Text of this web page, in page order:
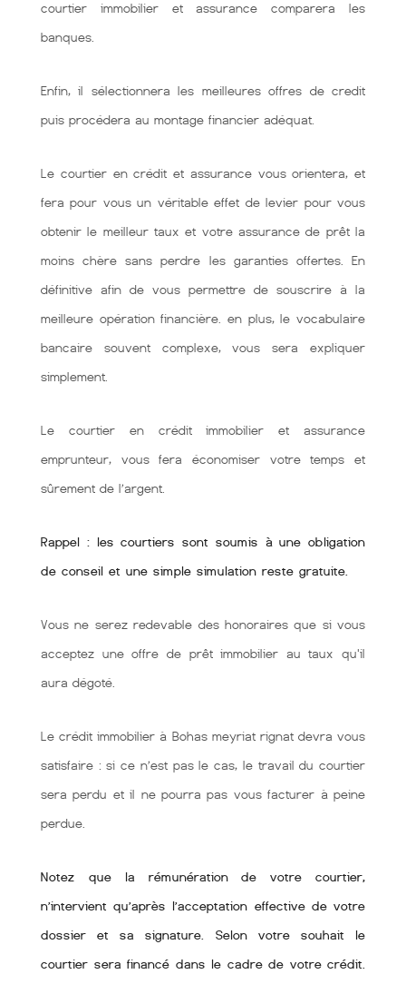
courtier immobilier et assurance comparera les
banques.
Enfin, il sélectionnera les meilleures offres de credit
puis procédera au montage financier adéquat.
Le courtier en crédit et assurance vous orientera, et
fera pour vous un véritable effet de levier pour vous
obtenir le meilleur taux et votre assurance de prêt la
moins chère sans perdre les garanties offertes. En
définitive afin de vous permettre de souscrire à la
meilleure opération financière. en plus, le vocabulaire
bancaire souvent complexe, vous sera expliquer
simplement.
Le courtier en crédit immobilier et assurance
emprunteur, vous fera économiser votre temps et
sûrement de l’argent.
Rappel : les courtiers sont soumis à une obligation
de conseil et une simple simulation reste gratuite.
Vous ne serez redevable des honoraires que si vous
acceptez une offre de prêt immobilier au taux qu'il
aura dégoté.
Le crédit immobilier à Bohas meyriat rignat devra vous
satisfaire : si ce n’est pas le cas, le travail du courtier
sera perdu et il ne pourra pas vous facturer à peine
perdue.
Notez que la rémunération de votre courtier,
n’intervient qu’après l’acceptation effective de votre
dossier et sa signature. Selon votre souhait le
courtier sera financé dans le cadre de votre crédit.